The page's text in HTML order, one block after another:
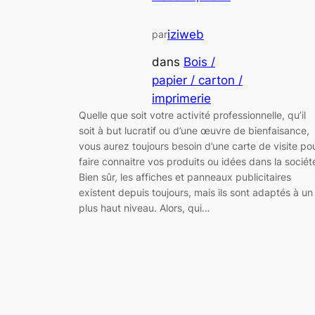
pariziweb
dans Bois /
papier / carton /
imprimerie
Quelle que soit votre activité professionnelle, qu’il
soit à but lucratif ou d’une œuvre de bienfaisance,
vous aurez toujours besoin d’une carte de visite
faire connaitre vos produits ou idées dans la
Bien sûr, les affiches et panneaux publicitaires
existent depuis toujours, mais ils sont adaptés à un
plus haut niveau. Alors, qui…